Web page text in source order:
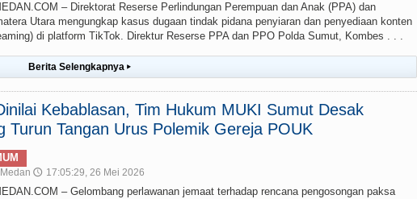
– Direktorat Reserse Perlindungan Perempuan dan Anak (PPA) dan
Utara mengungkap kasus dugaan tindak pidana penyiaran dan penyediaan konten
di platform TikTok. Direktur Reserse PPA dan PPO Polda Sumut, Kombes . . .
Berita Selengkapnya ▸
Kebablasan, Tim Hukum MUKI Sumut Desak
Turun Tangan Urus Polemik Gereja POUK
🕔 17:05:29, 26 Mei 2026
– Gelombang perlawanan jemaat terhadap rencana pengosongan paksa